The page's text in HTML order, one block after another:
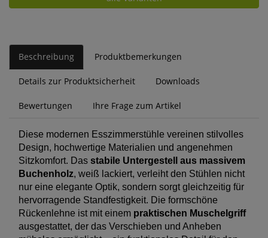
Beschreibung Produktbemerkungen
Details zur Produktsicherheit Downloads
Bewertungen Ihre Frage zum Artikel
Diese modernen Esszimmerstühle vereinen stilvolles
Design, hochwertige Materialien und angenehmen
Sitzkomfort. Das stabile Untergestell aus massivem
Buchenholz, weiß lackiert, verleiht den Stühlen nicht
nur eine elegante Optik, sondern sorgt gleichzeitig für
hervorragende Standfestigkeit. Die formschöne
Rückenlehne ist mit einem praktischen Muschelgriff
ausgestattet, der das Verschieben und Anheben